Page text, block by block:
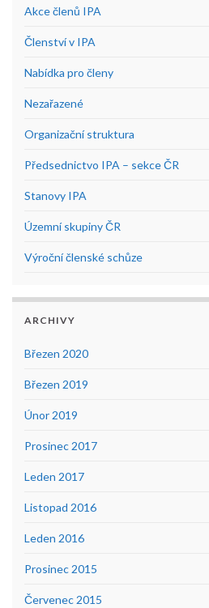
Akce členů IPA
Členství v IPA
Nabídka pro členy
Nezařazené
Organizační struktura
Předsednictvo IPA – sekce ČR
Stanovy IPA
Územní skupiny ČR
Výroční členské schůze
ARCHIVY
Březen 2020
Březen 2019
Únor 2019
Prosinec 2017
Leden 2017
Listopad 2016
Leden 2016
Prosinec 2015
Červenec 2015